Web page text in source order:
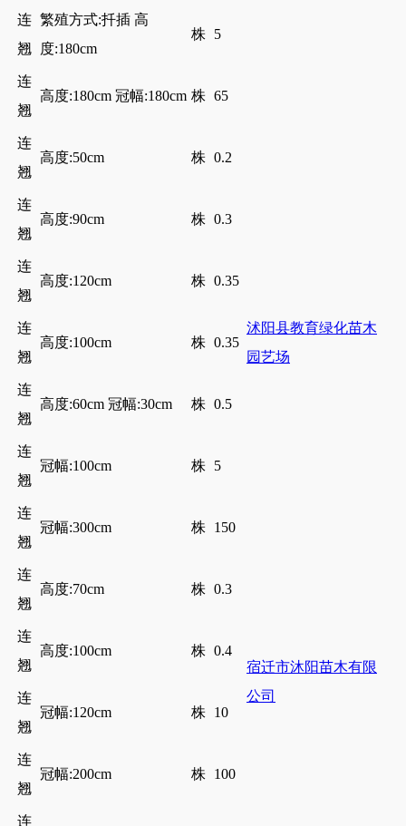
连
翘
繁殖方式:扦插 高
度:180cm
株 5
连
翘
高度:180cm 冠幅:180cm 株 65
连
翘
高度:50cm 株 0.2
沭阳县教育绿化苗木
园艺场
连
翘
高度:90cm 株 0.3
连
翘
高度:120cm 株 0.35
连
翘
高度:100cm 株 0.35
连
翘
高度:60cm 冠幅:30cm 株 0.5
连
翘
冠幅:100cm 株 5
连
翘
冠幅:300cm 株 150
连
翘
高度:70cm 株 0.3
宿迁市沐阳苗木有限
公司
连
翘
高度:100cm 株 0.4
连
翘
冠幅:120cm 株 10
连
翘
冠幅:200cm 株 100
连